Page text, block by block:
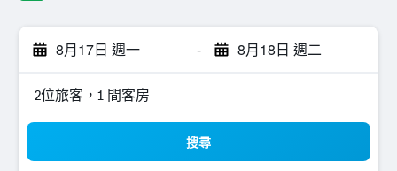
8月17日 週一 - 8月18日 週二
2位旅客，1 間客房
搜尋